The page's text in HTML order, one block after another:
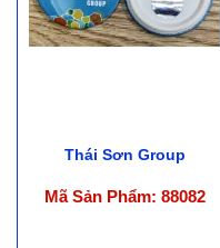
Thái Sơn Group
Mã Sản Phẩm: 88082